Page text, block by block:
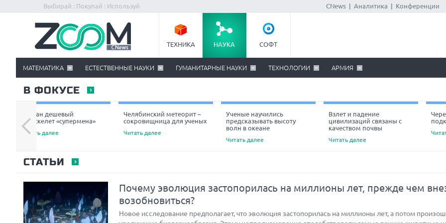
Выбирай : Покупай : Используй CNews Аналитика Конференции
ТЕХНИКА НАУКА СОФТ
МАТЕМАТИКА ЕСТЕСТВЕННЫЕ НАУКИ ГУМАНИТАРНЫЕ НАУКИ ТЕХНОЛОГИИ АРМИЯ
В ФОКУСЕ
Создан дешевый
экзоскелет «супермена»
Читать далее
Челябинский метеорит –
сокровищница для ученых
Читать далее
Ученые научились
предсказывать высоту
волн в океане
Читать далее
Взлет и падение
цивилизаций связаны с
качеством почвы
Читать далее
СТАТЬИ
Почему эволюция застопорилась на миллионы лет, прежде чем
возобновиться?
Новое исследование предполагает, что эволюция застопорилась на миллионы лет, а потом